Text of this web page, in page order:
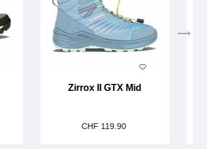
Zirrox II GTX Mid
CHF 119.90